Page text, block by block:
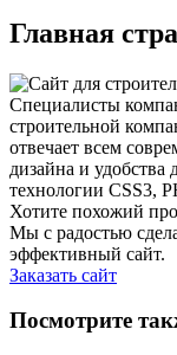
Главная
Специалисты
строительной
отвечает всем
дизайна и удобства
технологии CSS3,
Хотите похожий
Мы с радостью
эффективный сайт.
Заказать сайт
Посмотрите